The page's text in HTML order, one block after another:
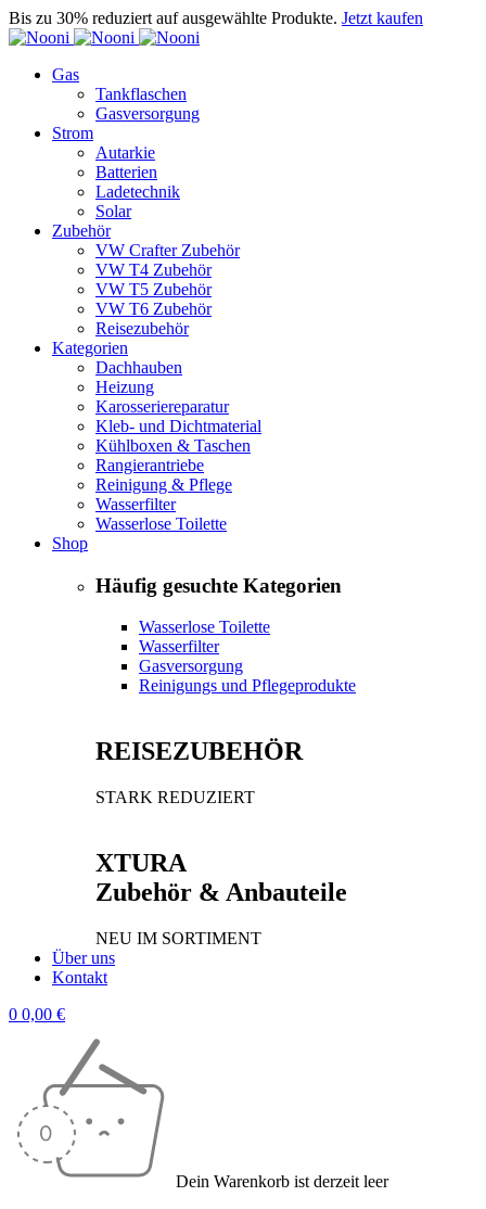
Bis zu 30% reduziert auf ausgewählte Produkte. Jetzt kaufen
Gas
Tankflaschen
Gasversorgung
Strom
Autarkie
Batterien
Ladetechnik
Solar
Zubehör
VW Crafter Zubehör
VW T4 Zubehör
VW T5 Zubehör
VW T6 Zubehör
Reisezubehör
Kategorien
Dachhauben
Heizung
Karosseriereparatur
Kleb- und Dichtmaterial
Kühlboxen & Taschen
Rangierantriebe
Reinigung & Pflege
Wasserfilter
Wasserlose Toilette
Shop
Häufig gesuchte Kategorien
Wasserlose Toilette
Wasserfilter
Gasversorgung
Reinigungs und Pflegeprodukte
REISEZUBEHÖR
STARK REDUZIERT
XTURA
Zubehör & Anbauteile
NEU IM SORTIMENT
Über uns
Kontakt
0 0,00 €
Dein Warenkorb ist derzeit leer